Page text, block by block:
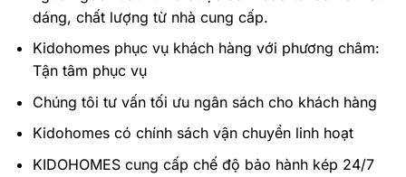
dáng, chất lượng từ nhà cung cấp.
Kidohomes phục vụ khách hàng với phương châm:
Tận tâm phục vụ
Chúng tôi tư vấn tối ưu ngân sách cho khách hàng
Kidohomes có chính sách vận chuyển linh hoạt
KIDOHOMES cung cấp chế độ bảo hành kép 24/7